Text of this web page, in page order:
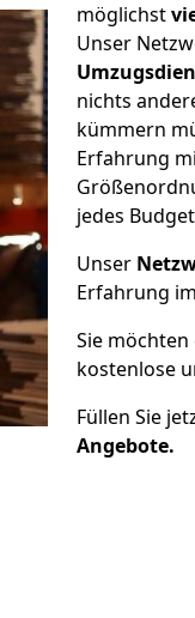
möglichst
Unser
nichts
kümmern
Erfahrung
jedes
Unser
Erfahrung
Sie möchten
kostenlose
Füllen Sie
Angebote.